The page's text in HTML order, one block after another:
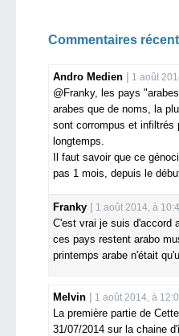
Commentaires
Andro Medien 1 août
@Franky, les pays
arabes que de noms, la
sont corrompus et infiltrés
longtemps.
Il faut savoir que ce
pas 1 mois, depuis le
Franky
1 août 2014, à
C'est vrai je suis d'accord
ces pays restent arabo
printemps arabe n'était
Melvin 1 août 2014, à
La première partie de
31/07/2014 sur la chaine